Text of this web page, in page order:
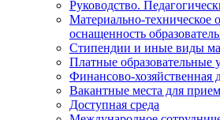
Руководство.
Материально-техническое
оснащенность
Стипендии и иные виды
Платные образовательные
Финансово-хозяйственная
Вакантные места для
Доступная среда